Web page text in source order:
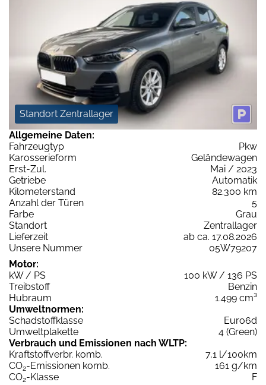
Standort Zentrallager
Allgemeine Daten:
Fahrzeugtyp
Pkw
Karosserieform
Geländewagen
Erst-Zul.
Mai / 2023
Getriebe
Automatik
Kilometerstand
82.300 km
Anzahl der Türen
5
Farbe
Grau
Standort
Zentrallager
Lieferzeit
ab ca. 17.08.2026
Unsere Nummer
05W79207
Motor:
kW / PS
100 kW / 136 PS
Treibstoff
Benzin
Hubraum
1.499 cm³
Umweltnormen:
Schadstoffklasse
Euro6d
Umweltplakette
4 (Green)
Verbrauch und Emissionen nach WLTP:
Kraftstoffverbr. komb.
7,1 l/100km
CO2-Emissionen komb.
161 g/km
CO2-Klasse
F